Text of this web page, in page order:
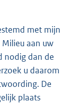
met mijn
aan uw
nodig dan de
u daarom
De
plaats